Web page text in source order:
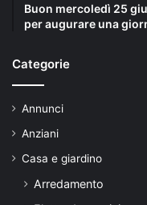
Buon mercoledì 25
per augurare una
Categorie
Annunci
Anziani
Casa e giardino
Arredamento